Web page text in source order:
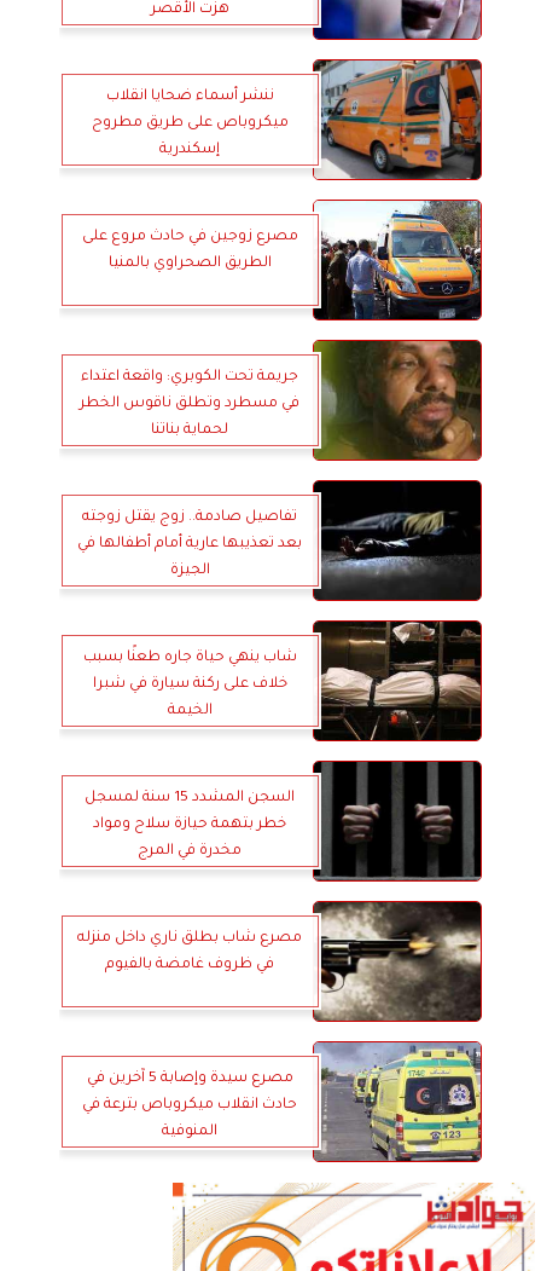
هزت الأقصر
ننشر أسماء ضحايا انقلاب
ميكروباص على طريق مطروح
إسكندرية
مصرع زوجين في حادث مروع على
الطريق الصحراوي بالمنيا
جريمة تحت الكوبري: واقعة اعتداء
في مسطرد وتطلق ناقوس الخطر
لحماية بناتنا
تفاصيل صادمة.. زوج يقتل زوجته
بعد تعذيبها عارية أمام أطفالها في
الجيزة
شاب ينهي حياة جاره طعنًا بسبب
خلاف على ركنة سيارة في شبرا
الخيمة
السجن المشدد 15 سنة لمسجل
خطر بتهمة حيازة سلاح ومواد
مخدرة في المرج
مصرع شاب بطلق ناري داخل منزله
في ظروف غامضة بالفيوم
مصرع سيدة وإصابة 5 آخرين في
حادث انقلاب ميكروباص بترعة في
المنوفية